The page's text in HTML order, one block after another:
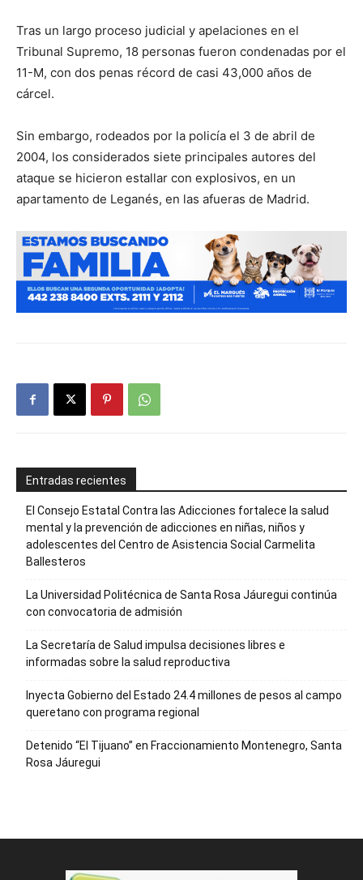
Tras un largo proceso judicial y apelaciones en el
Tribunal Supremo, 18 personas fueron condenadas por el
11-M, con dos penas récord de casi 43,000 años de
cárcel.
Sin embargo, rodeados por la policía el 3 de abril de
2004, los considerados siete principales autores del
ataque se hicieron estallar con explosivos, en un
apartamento de Leganés, en las afueras de Madrid.
Entradas recientes
El Consejo Estatal Contra las Adicciones fortalece la salud
mental y la prevención de adicciones en niñas, niños y
adolescentes del Centro de Asistencia Social Carmelita
Ballesteros
La Universidad Politécnica de Santa Rosa Jáuregui continúa
con convocatoria de admisión
La Secretaría de Salud impulsa decisiones libres e
informadas sobre la salud reproductiva
Inyecta Gobierno del Estado 24.4 millones de pesos al campo
queretano con programa regional
Detenido “El Tijuano” en Fraccionamiento Montenegro, Santa
Rosa Jáuregui